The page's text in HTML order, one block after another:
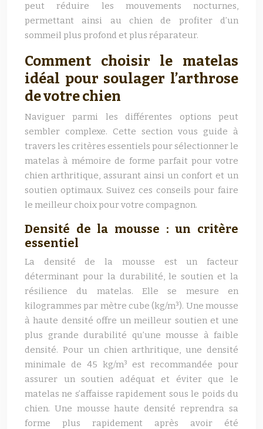
peut réduire les mouvements nocturnes,
permettant ainsi au chien de profiter d’un
sommeil plus profond et plus réparateur.
Comment choisir le matelas
idéal pour soulager l’arthrose
de votre chien
Naviguer parmi les différentes options peut
sembler complexe. Cette section vous guide à
travers les critères essentiels pour sélectionner le
matelas à mémoire de forme parfait pour votre
chien arthritique, assurant ainsi un confort et un
soutien optimaux. Suivez ces conseils pour faire
le meilleur choix pour votre compagnon.
Densité de la mousse : un critère
essentiel
La densité de la mousse est un facteur
déterminant pour la durabilité, le soutien et la
résilience du matelas. Elle se mesure en
kilogrammes par mètre cube (kg/m³). Une mousse
à haute densité offre un meilleur soutien et une
plus grande durabilité qu’une mousse à faible
densité. Pour un chien arthritique, une densité
minimale de 45 kg/m³ est recommandée pour
assurer un soutien adéquat et éviter que le
matelas ne s’affaisse rapidement sous le poids du
chien. Une mousse haute densité reprendra sa
forme plus rapidement après avoir été